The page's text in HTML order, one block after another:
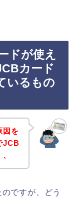
ドが使え
カード
いるもの
因を
JCB
ですが、どう